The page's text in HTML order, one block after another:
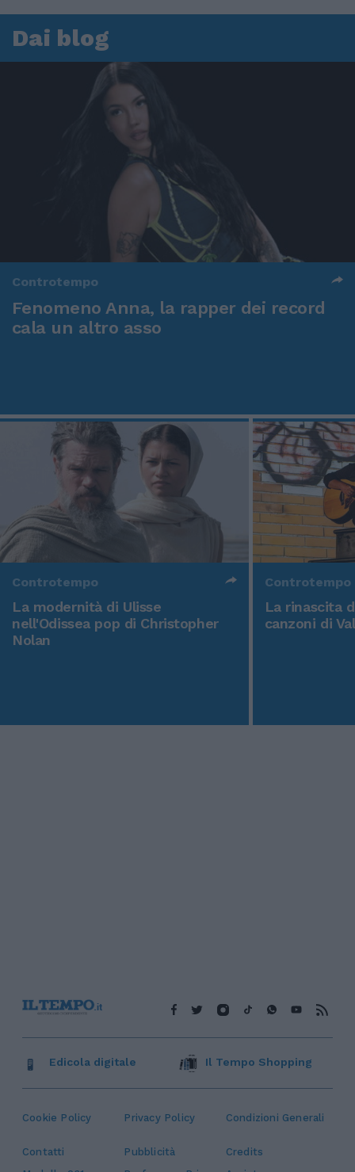
Dai blog
Controtempo
Fenomeno Anna, la rapper dei record
cala un altro asso
Controtempo
La modernità di Ulisse
nell'Odissea pop di Christopher
Nolan
Controtempo
La rinascita
canzoni di
Cookie Policy Privacy Policy Condizioni Generali
Contatti Pubblicità
Credits
Edicola digitale Il Tempo Shopping